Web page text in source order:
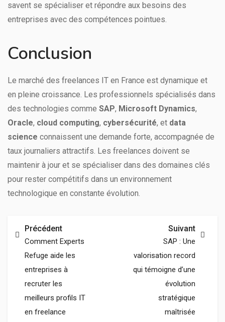
savent se spécialiser et répondre aux besoins des
entreprises avec des compétences pointues.
Conclusion
Le marché des freelances IT en France est dynamique et
en pleine croissance. Les professionnels spécialisés dans
des technologies comme SAP, Microsoft Dynamics,
Oracle, cloud computing, cybersécurité, et data
science connaissent une demande forte, accompagnée de
taux journaliers attractifs. Les freelances doivent se
maintenir à jour et se spécialiser dans des domaines clés
pour rester compétitifs dans un environnement
technologique en constante évolution.
Précédent
Comment Experts
Refuge aide les
entreprises à
recruter les
meilleurs profils IT
en freelance
Suivant
SAP : Une
valorisation record
qui témoigne d’une
évolution
stratégique
maîtrisée